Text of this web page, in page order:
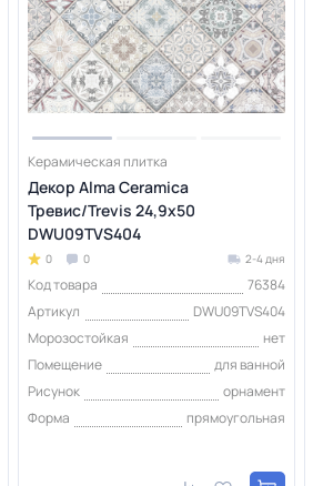
Керамическая плитка
Декор Alma Ceramica
Тревис/Trevis 24,9х50
DWU09TVS404
0 0 2-4 дня
Код товара
76384
Артикул
DWU09TVS404
Морозостойкая
нет
Помещение
для ванной
Рисунок
орнамент
Форма
прямоугольная